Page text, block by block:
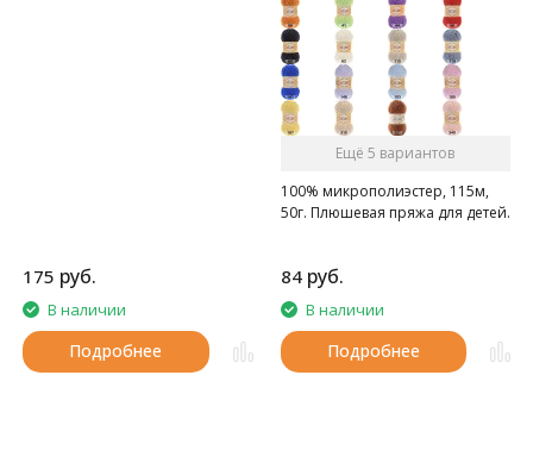
175 руб.
В наличии
Подробнее
Ещё 5 вариантов
100% микрополиэстер, 115м,
50г. Плюшевая пряжа для детей.
84 руб.
В наличии
Подробнее